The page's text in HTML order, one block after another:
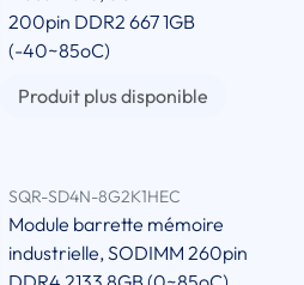
200pin DDR2 667 1GB
(-40~85oC)
Produit plus disponible
SQR-SD4N-8G2K1HEC
Module barrette mémoire
industrielle, SODIMM 260pin